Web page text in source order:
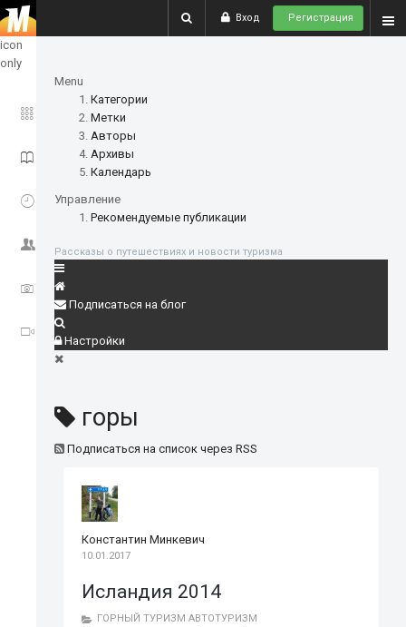
Вход Регистрация
show
icon
only
ГЛАВНОЕ
ИСТОРИИ
СОБЫТИЯ
ФОТО
ВИДЕО
Menu
Категории
Метки
Авторы
Архивы
Календарь
Управление
Рекомендуемые публикации
Рассказы о путешествиях и новости туризма
Подписаться на блог
Настройки
горы
Подписаться на список через RSS
Константин Минкевич
10.01.2017
Исландия 2014
ГОРНЫЙ ТУРИЗМ АВТОТУРИЗМ